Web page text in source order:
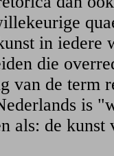
in iedere
die
van de term
is
als: de kunst